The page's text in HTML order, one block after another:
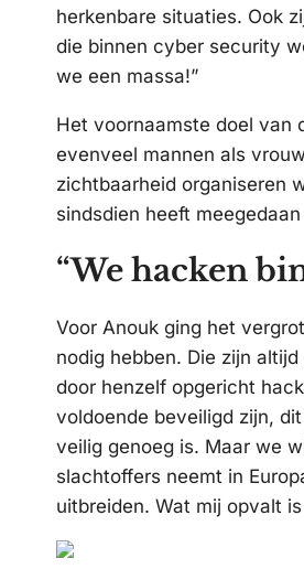
herkenbare situaties. Ook
die binnen cyber security
we een massa!”
Het voornaamste doel van
evenveel mannen als
zichtbaarheid organiseren
sindsdien heeft
“We hacken
Voor Anouk ging het
nodig hebben. Die zijn
door henzelf opgericht
voldoende beveiligd zijn,
veilig genoeg is. Maar we
slachtoffers neemt in
uitbreiden. Wat mij opvalt